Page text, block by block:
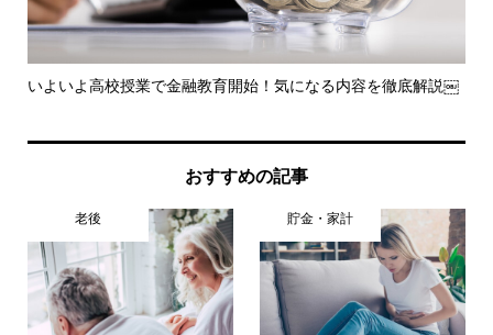
いよいよ高校授業で金融教育開始！気になる内容を徹底解説￼
おすすめの記事
老後 貯金・家計